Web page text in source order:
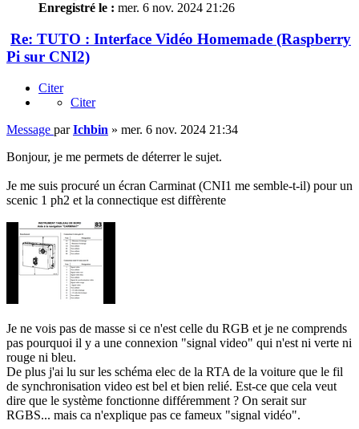
Enregistré le : mer. 6 nov. 2024 21:26
Re: TUTO : Interface Vidéo Homemade (Raspberry
Pi sur CNI2)
Citer
Citer
Message parIchbin » mer. 6 nov. 2024 21:34
Bonjour, je me permets de déterrer le sujet.
Je me suis procuré un écran Carminat (CNI1 me semble-t-il) pour un
scenic 1 ph2 et la connectique est diffèrente
Je ne vois pas de masse si ce n'est celle du RGB et je ne comprends
pas pourquoi il y a une connexion "signal video" qui n'est ni verte ni
rouge ni bleu.
De plus j'ai lu sur les schéma elec de la RTA de la voiture que le fil
de synchronisation video est bel et bien relié. Est-ce que cela veut
dire que le système fonctionne différemment ? On serait sur
RGBS... mais ca n'explique pas ce fameux "signal vidéo".